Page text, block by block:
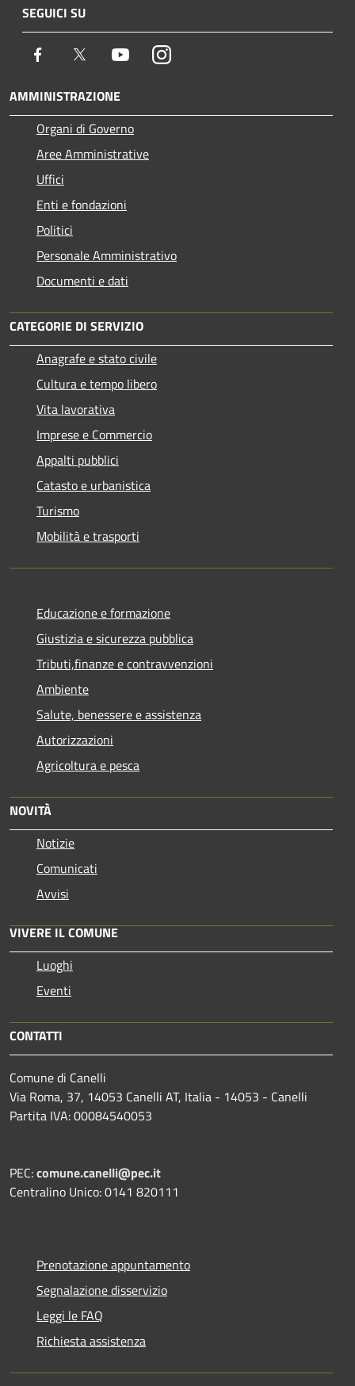
SEGUICI SU
Facebook Twitter YoutubeInstagram
AMMINISTRAZIONE
Organi di Governo
Aree Amministrative
Uffici
Enti e fondazioni
Politici
Personale Amministrativo
Documenti e dati
CATEGORIE DI SERVIZIO
Anagrafe e stato civile
Cultura e tempo libero
Vita lavorativa
Imprese e Commercio
Appalti pubblici
Catasto e urbanistica
Turismo
Mobilità e trasporti
Educazione e formazione
Giustizia e sicurezza pubblica
Tributi,finanze e contravvenzioni
Ambiente
Salute, benessere e assistenza
Autorizzazioni
Agricoltura e pesca
NOVITÀ
Notizie
Comunicati
Avvisi
VIVERE IL COMUNE
Luoghi
Eventi
CONTATTI
Comune di Canelli
Via Roma, 37, 14053 Canelli AT, Italia - 14053 - Canelli
Partita IVA: 00084540053
PEC:comune.canelli@pec.it
Centralino Unico: 0141 820111
Prenotazione appuntamento
Segnalazione disservizio
Leggi le FAQ
Richiesta assistenza